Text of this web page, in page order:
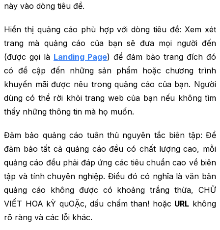
này vào dòng tiêu đề.
Hiển thị quảng cáo phù hợp với dòng tiêu đề: Xem xét
trang mà quảng cáo của bạn sẽ đưa mọi người đến
(được gọi là Landing Page) để đảm bảo trang đích đó
có đề cập đến những sản phẩm hoặc chương trình
khuyến mãi được nêu trong quảng cáo của bạn. Người
dùng có thể rời khỏi trang web của bạn nếu không tìm
thấy những thông tin mà họ muốn.
Đảm bảo quảng cáo tuân thủ nguyên tắc biên tập: Để
đảm bảo tất cả quảng cáo đều có chất lượng cao, mỗi
quảng cáo đều phải đáp ứng các tiêu chuẩn cao về biên
tập và tính chuyên nghiệp. Điều đó có nghĩa là văn bản
quảng cáo không được có khoảng trắng thừa, CHỮ
VIẾT HOA kỲ quOẶc, dấu chấm than! hoặc URL không
rõ ràng và các lỗi khác.